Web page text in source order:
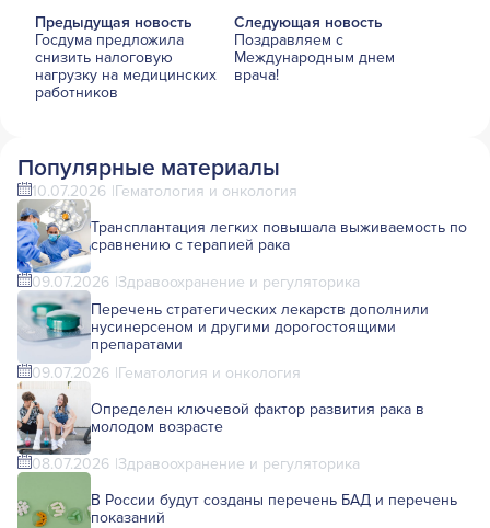
Предыдущая новость
Госдума предложила
снизить налоговую
нагрузку на медицинских
работников
Следующая новость
Поздравляем с
Международным днем
врача!
Популярные материалы
10.07.2026 Гематология и онкология
Трансплантация легких повышала выживаемость по
сравнению с терапией рака
09.07.2026 Здравоохранение и регуляторика
Перечень стратегических лекарств дополнили
нусинерсеном и другими дорогостоящими
препаратами
09.07.2026 Гематология и онкология
Определен ключевой фактор развития рака в
молодом возрасте
08.07.2026 Здравоохранение и регуляторика
В России будут созданы перечень БАД и перечень
показаний